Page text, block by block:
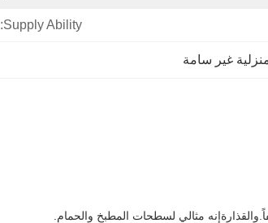
Supply Ability:
غير سامة
مثالي لسطحات المطبخ والحمام.